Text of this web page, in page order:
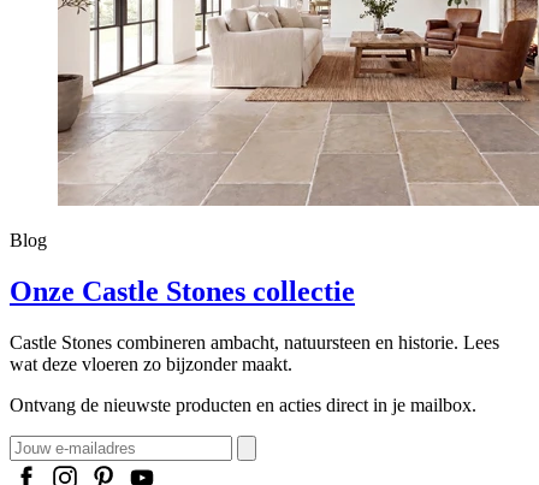
Blog
Onze Castle Stones collectie
Castle Stones combineren ambacht, natuursteen en historie. Lees
wat deze vloeren zo bijzonder maakt.
Ontvang de nieuwste producten en acties direct in je mailbox.